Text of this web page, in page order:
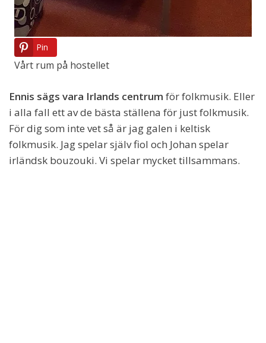
Pin
Vårt rum på hostellet
Ennis sägs vara Irlands centrum för folkmusik. Eller
i alla fall ett av de bästa ställena för just folkmusik.
För dig som inte vet så är jag galen i keltisk
folkmusik. Jag spelar själv fiol och Johan spelar
irländsk bouzouki. Vi spelar mycket tillsammans.